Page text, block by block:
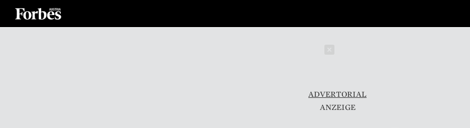
ADVERTORIAL